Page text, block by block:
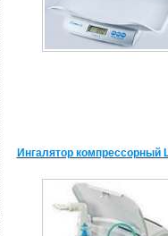
Ингалятор компрессорный